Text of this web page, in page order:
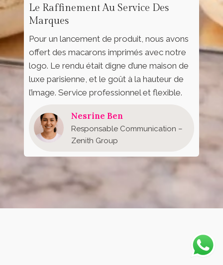
Le Raffinement Au Service Des
Marques
Pour un lancement de produit, nous avons
offert des macarons imprimés avec notre
logo. Le rendu était digne d’une maison de
luxe parisienne, et le goût à la hauteur de
l’image. Service professionnel et flexible.
Nesrine Ben
Responsable Communication –
Zenith Group